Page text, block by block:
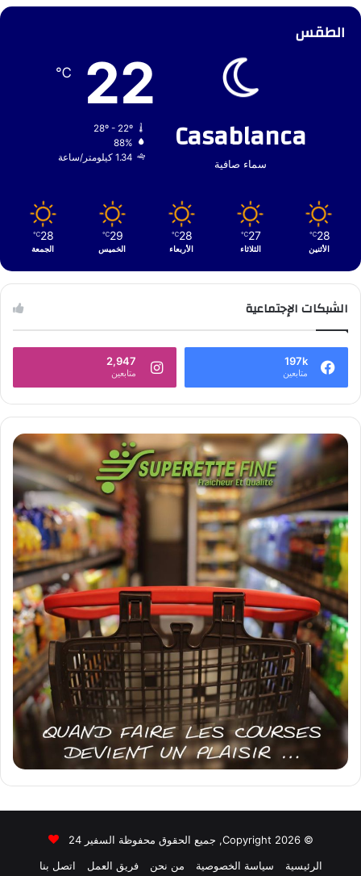
الطقس
Casablanca
سماء صافية
22
℃
28º - 22º
88%
1.34 كيلومتر/ساعة
28
℃
الأثنين
27
℃
الثلاثاء
28
℃
الأربعاء
29
℃
الخميس
28
℃
الجمعة
الشبكات الإجتماعية
197k
متابعين
2,947
متابعين
© Copyright 2026, جميع الحقوق محفوظة السفير 24
الرئيسية
سياسة الخصوصية من نحن فريق العمل اتصل بنا